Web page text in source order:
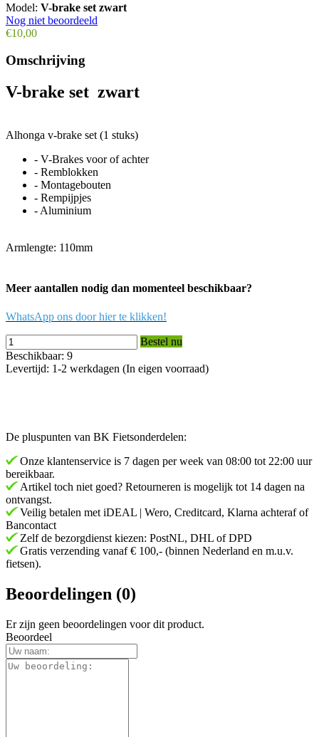
Model: V-brake set zwart
Nog niet beoordeeld
€10,00
Omschrijving
V-brake set zwart
Alhonga v-brake set (1 stuks)
- V-Brakes voor of achter
- Remblokken
- Montagebouten
- Rempijpjes
- Aluminium
Armlengte: 110mm
Meer aantallen nodig dan momenteel beschikbaar?
WhatsApp ons door hier te klikken!
Bestel nu
Beschikbaar: 9
Levertijd: 1-2 werkdagen (In eigen voorraad)
De pluspunten van BK Fietsonderdelen:
Onze klantenservice is 7 dagen per week van 08:00 tot 22:00 uur
bereikbaar.
Artikel toch niet goed? Retourneren is mogelijk tot 14 dagen na
ontvangst.
Veilig betalen met iDEAL | Wero, Creditcard, Klarna achteraf of
Bancontact
Zelf de bezorgdienst kiezen: PostNL, DHL of DPD
Gratis verzending vanaf € 100,- (binnen Nederland en m.u.v.
fietsen).
Beoordelingen (0)
Er zijn geen beoordelingen voor dit product.
Beoordeel